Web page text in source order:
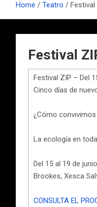
Home Teatro Festival
Festival
Festival ZIP – Del
Cinco días de
¿Cómo
La ecología en
Del 15 al 19 de
Brookes, Xesca
CONSULTA EL